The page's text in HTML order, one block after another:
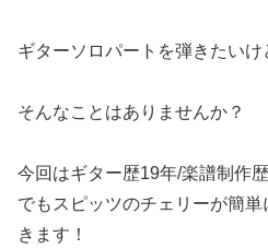
ギターソロパートを弾きたい
そんなことはありませんか？
今回はギター歴19年/楽譜制作
でもスピッツのチェリーが簡
きます！